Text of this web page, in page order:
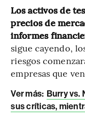
Los activos de
precios de
informes
sigue cayendo,
riesgos
empresas que
Ver más: Burry vs.
sus críticas,